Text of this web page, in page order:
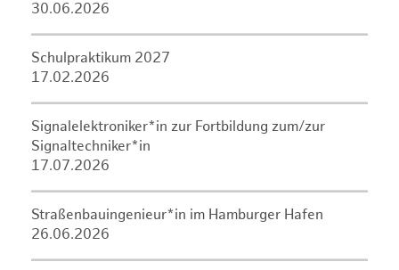
30.06.2026
Schulpraktikum 2027
17.02.2026
Signalelektroniker*in zur Fortbildung zum/zur
Signaltechniker*in
17.07.2026
Straßenbauingenieur*in im Hamburger Hafen
26.06.2026